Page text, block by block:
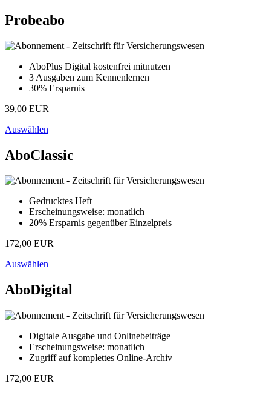
Probeabo
AboPlus Digital kostenfrei mitnutzen
3 Ausgaben zum Kennenlernen
30% Ersparnis
39,00 EUR
Auswählen
AboClassic
Gedrucktes Heft
Erscheinungsweise: monatlich
20% Ersparnis gegenüber Einzelpreis
172,00 EUR
Auswählen
AboDigital
Digitale Ausgabe und Onlinebeiträge
Erscheinungsweise: monatlich
Zugriff auf komplettes Online-Archiv
172,00 EUR